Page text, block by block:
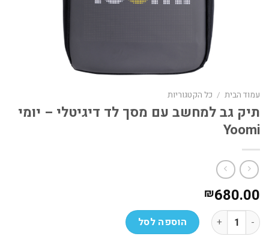
עמוד הבית / כל הקטגוריות
תיק גב למחשב עם מסך לד דיגיטלי – יומי
Yoomi
₪680.00
כמות של תיק גב למחשב עם מסך לד דיגיטלי – יומי Yoomi
הוספה לסל